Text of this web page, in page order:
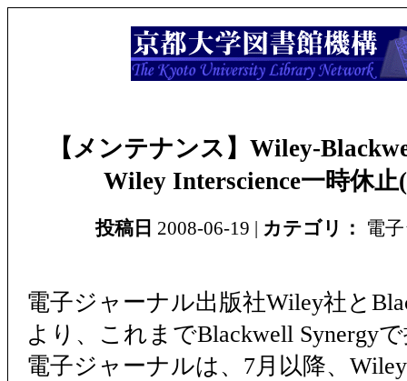
【メンテナンス】Wiley-
Wiley Interscience一時休止
投稿日 2008-06-19 | カテゴリ： 電
電子ジャーナル出版社Wiley社と
より、これまでBlackwell Synergy
電子ジャーナルは、7月以降、